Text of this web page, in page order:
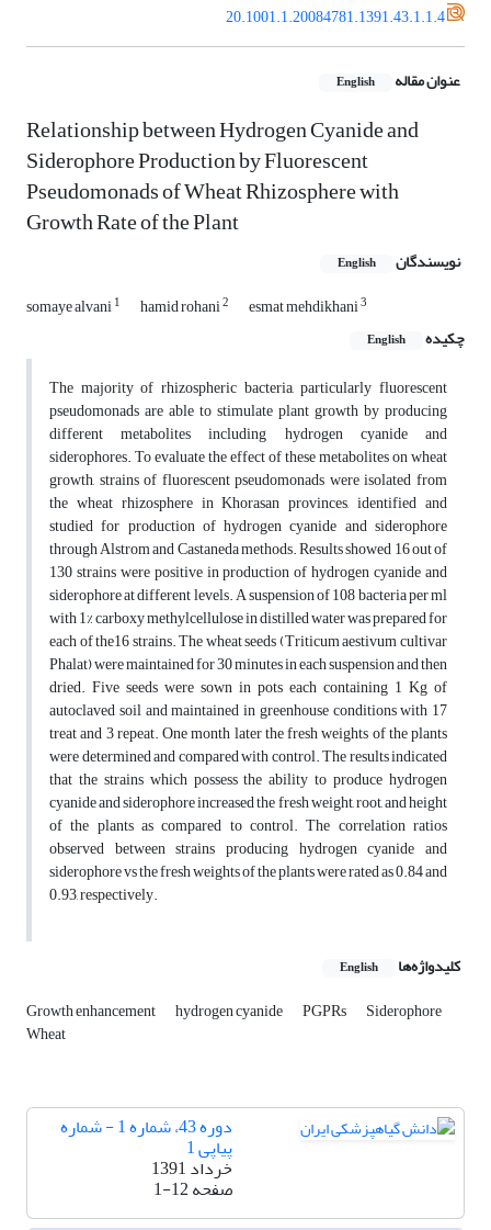
20.1001.1.20084781.1391.43.1.1.4
عنوان مقاله English
Relationship between Hydrogen Cyanide and
Siderophore Production by Fluorescent
Pseudomonads of Wheat Rhizosphere with
Growth Rate of the Plant
نویسندگان English
somaye alvani1 hamid rohani2 esmat mehdikhani3
چکیده English
The majority of rhizospheric bacteria, particularly fluorescent
pseudomonads are able to stimulate plant growth by producing
different metabolites including hydrogen cyanide and
siderophores. To evaluate the effect of these metabolites on wheat
growth, strains of fluorescent pseudomonads were isolated from
the wheat rhizosphere in Khorasan provinces, identified and
studied for production of hydrogen cyanide and siderophore
through Alstrom and Castaneda methods. Results showed 16 out of
130 strains were positive in production of hydrogen cyanide and
siderophore at different levels. A suspension of 108 bacteria per ml
with 1% carboxy methylcellulose in distilled water was prepared for
each of the16 strains. The wheat seeds (Triticum aestivum cultivar
Phalat) were maintained for 30 minutes in each suspension and then
dried. Five seeds were sown in pots each containing 1 Kg of
autoclaved soil and maintained in greenhouse conditions with 17
treat and 3 repeat. One month later the fresh weights of the plants
were determined and compared with control. The results indicated
that the strains which possess the ability to produce hydrogen
cyanide and siderophore increased the fresh weight, root, and height
of the plants as compared to control. The correlation ratios
observed between strains producing hydrogen cyanide and
siderophore vs the fresh weights of the plants were rated as 0.84 and
0.93, respectively.
کلیدواژه‌ها English
Growth enhancement hydrogen cyanide PGPRs Siderophore
Wheat
دوره 43، شماره 1 - شماره
پیاپی 1
خرداد 1391
صفحه1-12